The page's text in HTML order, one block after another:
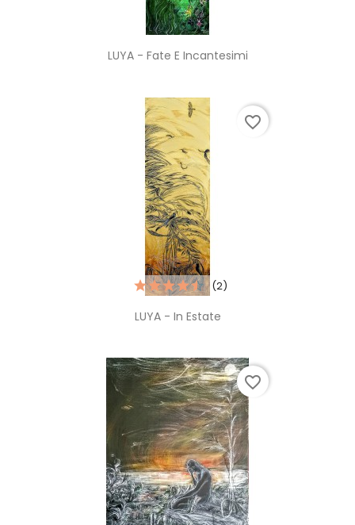
LUYA - Fate E Incantesimi
LUYA - In Estate
(2)
favorite_border
favorite_border